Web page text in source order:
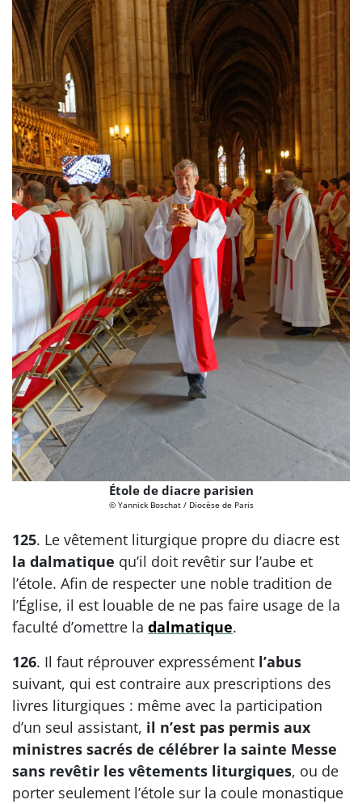
Étole de diacre parisien
© Yannick Boschat / Diocèse de Paris
125. Le vêtement liturgique propre du diacre est
la dalmatique qu’il doit revêtir sur l’aube et
l’étole. Afin de respecter une noble tradition de
l’Église, il est louable de ne pas faire usage de la
faculté d’omettre la dalmatique.
126. Il faut réprouver expressément l’abus
suivant, qui est contraire aux prescriptions des
livres liturgiques : même avec la participation
d’un seul assistant, il n’est pas permis aux
ministres sacrés de célébrer la sainte Messe
sans revêtir les vêtements liturgiques, ou de
porter seulement l’étole sur la coule monastique